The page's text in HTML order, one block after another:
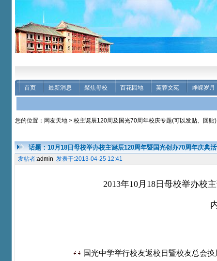
首页 最新消息 聚焦母校 百花园地 芙蓉文苑 峥嵘岁月
您的位置： 网友天地 > 校主诞辰120周及国光70周年校庆专题(可以发贴、回贴)
话题：10月18日母校举办校主诞辰120周年暨国光创办70周年庆典
发帖者:admin 发表于:2013-04-25 12:41
2013年10月18日母校举办校
国光中学举行校友返校日暨校友总会换